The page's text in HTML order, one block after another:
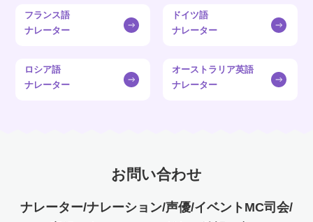
フランス語
ナレーター
ドイツ語
ナレーター
ロシア語
ナレーター
オーストラリア英語
ナレーター
お問い合わせ
ナレーター/ナレーション/声優/イベントMC司会/